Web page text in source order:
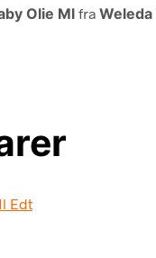
Olie Ml fra Weleda